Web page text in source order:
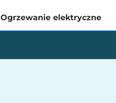
Ogrzewanie elektryczne